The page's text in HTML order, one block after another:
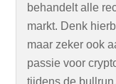
behandelt alle
markt. Denk
maar zeker ook
passie voor
tijdens de